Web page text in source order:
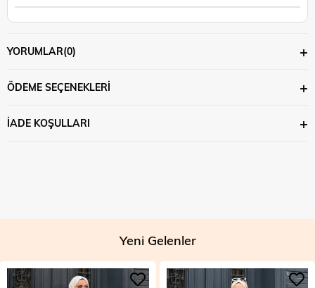
YORUMLAR(0)
ÖDEME SEÇENEKLERI
İADE KOŞULLARI
Yeni Gelenler